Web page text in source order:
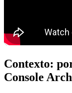
Contexto:
Console